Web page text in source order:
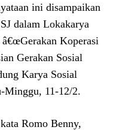
ini disampaikan
dalam Lokakarya
Koperasi
Gerakan Sosial
Karya Sosial
Minggu, 11-12/2.
Romo Benny,